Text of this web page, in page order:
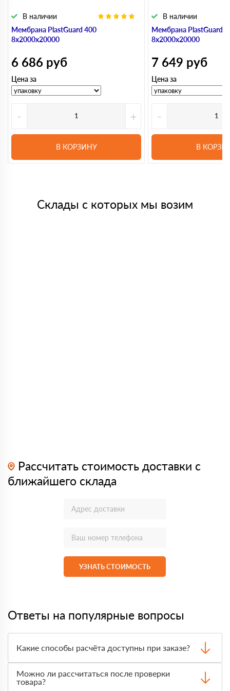
Мембрана PlastGuard 400
8х2000х20000
В наличии
6 686 руб
Цена за
- +
В КОРЗИНУ
Мембрана PlastGuard
8х2000х20000
В наличии
7 649 руб
Цена за
-
В
Склады с которых мы возим
Рассчитать стоимость доставки с
ближайшего склада
УЗНАТЬ СТОИМОСТЬ
Ответы на популярные вопросы
Какие способы расчёта доступны при заказе?
счёту. Точный формат оплаты менеджер согласует с
вами до отгрузки.
Можно ли рассчитаться после проверки
товара?